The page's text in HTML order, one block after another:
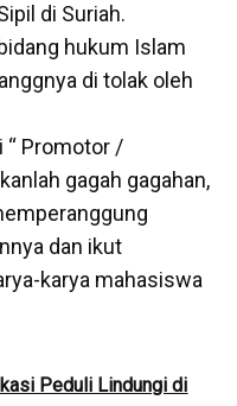
di Suriah.
hukum Islam
di tolak oleh
“ Promotor /
gagah gagahan,
dan ikut
karya mahasiswa
Peduli Lindungi di